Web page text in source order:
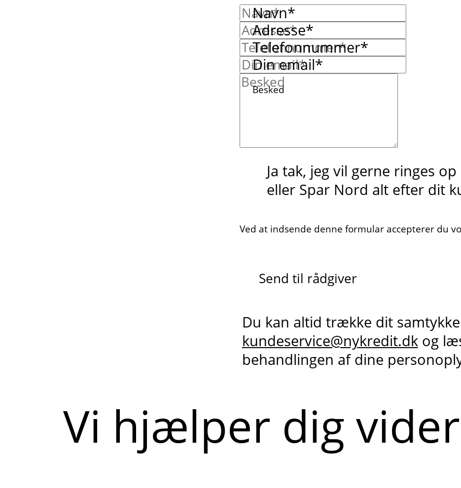
Navn*
Adresse*
Telefonnummer*
Din email*
Besked
Ja tak, jeg vil gerne ringes
eller Spar Nord alt efter dit
Ved at indsende denne formular accepterer du
Send til rådgiver
Du kan altid trække dit
kundeservice@nykredit.dkog
behandlingen af dine
Vi hjælper dig